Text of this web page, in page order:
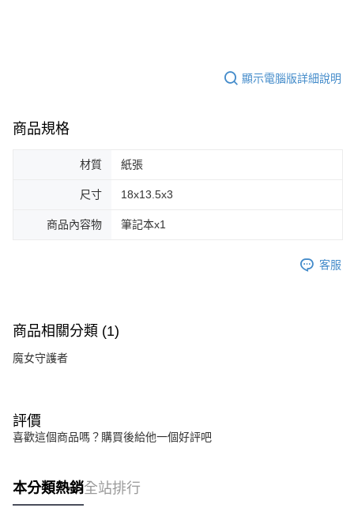
顯示電腦版詳細說明
商品規格
材質 紙張
尺寸 18x13.5x3
商品內容物 筆記本x1
客服
商品相關分類 (1)
魔女守護者
評價
喜歡這個商品嗎？購買後給他一個好評吧
本分類熱銷全站排行